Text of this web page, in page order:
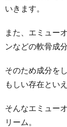
いきます。
また、エミュー
ンなどの軟骨成
そのため成分を
もしい存在といえ
そんなエミュー
リーム。